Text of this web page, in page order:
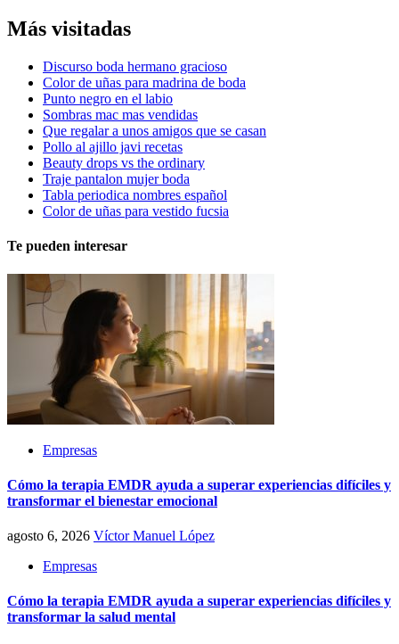
Más visitadas
Discurso boda hermano gracioso
Color de uñas para madrina de boda
Punto negro en el labio
Sombras mac mas vendidas
Que regalar a unos amigos que se casan
Pollo al ajillo javi recetas
Beauty drops vs the ordinary
Traje pantalon mujer boda
Tabla periodica nombres español
Color de uñas para vestido fucsia
Te pueden interesar
Empresas
Cómo la terapia EMDR ayuda a superar experiencias difíciles y
transformar el bienestar emocional
agosto 6, 2026 Víctor Manuel López
Empresas
Cómo la terapia EMDR ayuda a superar experiencias difíciles y
transformar la salud mental